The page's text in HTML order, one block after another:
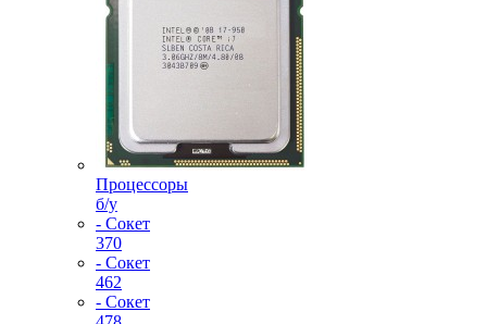
Процессоры
б/у
- Сокет
370
- Сокет
462
- Сокет